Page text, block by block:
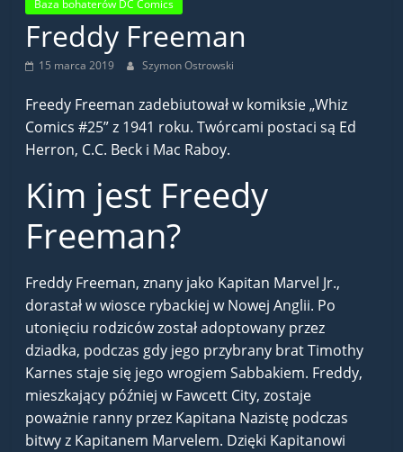
Baza bohaterów DC Comics
Freddy Freeman
15 marca 2019 Szymon Ostrowski
Freedy Freeman zadebiutował w komiksie „Whiz
Comics #25” z 1941 roku. Twórcami postaci są Ed
Herron, C.C. Beck i Mac Raboy.
Kim jest Freedy
Freeman?
Freddy Freeman, znany jako Kapitan Marvel Jr.,
dorastał w wiosce rybackiej w Nowej Anglii. Po
utonięciu rodziców został adoptowany przez
dziadka, podczas gdy jego przybrany brat Timothy
Karnes staje się jego wrogiem Sabbakiem. Freddy,
mieszkający później w Fawcett City, zostaje
poważnie ranny przez Kapitana Nazistę podczas
bitwy z Kapitanem Marvelem. Dzięki Kapitanowi